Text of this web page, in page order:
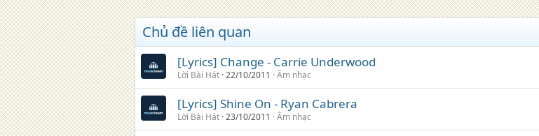
Chủ đề liên quan
[Lyrics] Change - Carrie Underwood
Lời Bài Hát 22/10/2011 Âm nhạc
[Lyrics] Shine On - Ryan Cabrera
Lời Bài Hát 23/10/2011 Âm nhạc